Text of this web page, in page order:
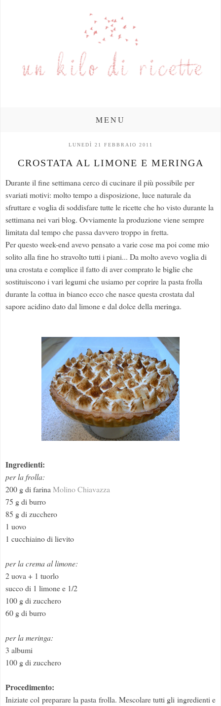
MENU
LUNEDÌ 21 FEBBRAIO 2011
CROSTATA AL LIMONE E MERINGA
Durante il fine settimana cerco di cucinare il più possibile per
svariati motivi: molto tempo a disposizione, luce naturale da
sfruttare e voglia di soddisfare tutte le ricette che ho visto durante la
settimana nei vari blog. Ovviamente la produzione viene sempre
limitata dal tempo che passa davvero troppo in fretta.
Per questo week-end avevo pensato a varie cose ma poi come mio
solito alla fine ho stravolto tutti i piani... Da molto avevo voglia di
una crostata e complice il fatto di aver comprato le biglie che
sostituiscono i vari legumi che usiamo per coprire la pasta frolla
durante la cottua in bianco ecco che nasce questa crostata dal
sapore acidino dato dal limone e dal dolce della meringa.
Ingredienti:
per la frolla:
200 g di farinaMolino Chiavazza
75 g di burro
85 g di zucchero
1 uovo
1 cucchiaino di lievito
per la crema al limone:
2 uova + 1 tuorlo
succo di 1 limone e 1/2
100 g di zucchero
60 g di burro
per la meringa:
3 albumi
100 g di zucchero
Procedimento:
Iniziate col preparare la pasta frolla. Mescolare tutti gli ingredienti e